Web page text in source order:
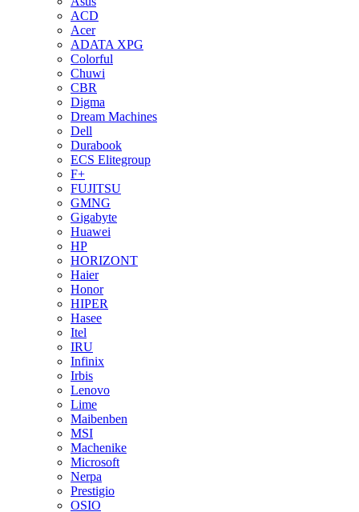
ACD
Acer
ADATA XPG
Colorful
Chuwi
CBR
Digma
Dream Machines
Dell
Durabook
ECS Elitegroup
F+
FUJITSU
GMNG
Gigabyte
Huawei
HP
HORIZONT
Haier
Honor
HIPER
Hasee
Itel
IRU
Infinix
Irbis
Lenovo
Lime
Maibenben
MSI
Machenike
Microsoft
Nerpa
Prestigio
OSIO